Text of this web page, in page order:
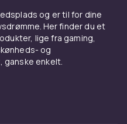
og er til for dine
Her finder du et
lige fra gaming,
og
enkelt.